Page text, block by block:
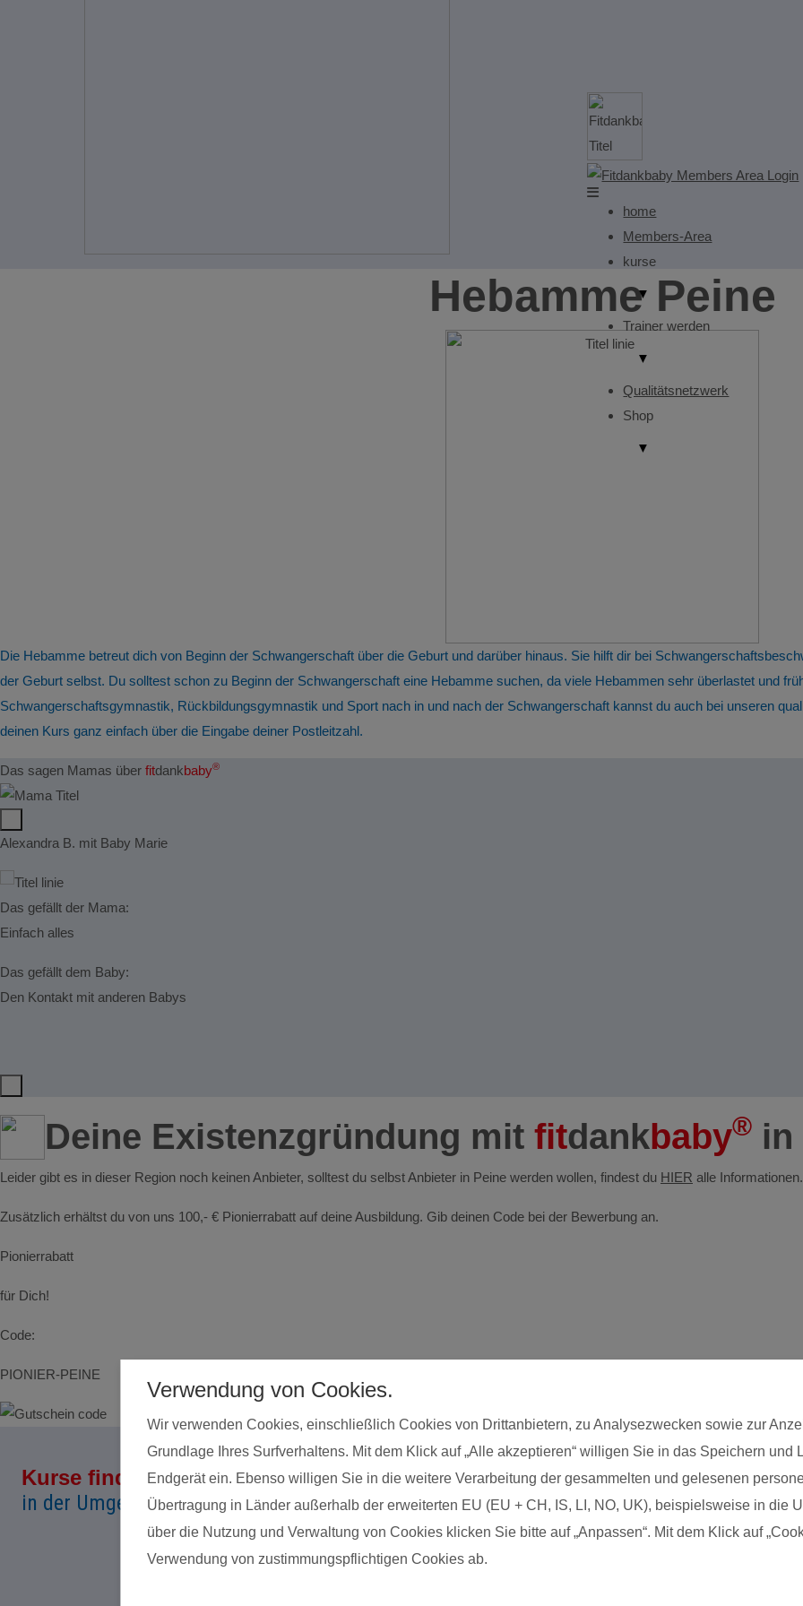
home
Members-Area
kurse
▼
Trainer werden
▼
Qualitätsnetzwerk
Shop
▼
Hebamme Peine
Die Hebamme betreut dich von Beginn der Schwangerschaft über die Geburt und darüber hinaus. Sie hilft dir bei
der Geburt selbst. Du solltest schon zu Beginn der Schwangerschaft eine Hebamme suchen, da viele Hebammen sehr überlastet und
Schwangerschaftsgymnastik, Rückbildungsgymnastik und Sport nach in und nach der Schwangerschaft kannst du auch bei unseren
deinen Kurs ganz einfach über die Eingabe deiner Postleitzahl.
Das sagen Mamas über fitdankbaby®
Alexandra B. mit Baby Marie
Das gefällt der Mama:
Einfach alles
Das gefällt dem Baby:
Den Kontakt mit anderen Babys
Deine Existenzgründung mit fitdankbaby® in
Leider gibt es in dieser Region noch keinen Anbieter, solltest du selbst Anbieter in Peine werden wollen, findest du HIER alle Informationen.
Zusätzlich erhältst du von uns 100,- € Pionierrabatt auf deine Ausbildung. Gib deinen Code bei der Bewerbung an.
Pionierrabatt
für Dich!
Code:
PIONIER-PEINE
Kurse finden
in der Umgebung von Peine
Land* Postleitzahl*
Verwendung von Cookies.
Wir verwenden Cookies, einschließlich Cookies von Drittanbietern, zu Analysezwecken sowie zur
Grundlage Ihres Surfverhaltens. Mit dem Klick auf „Alle akzeptieren“ willigen Sie in das Speichern und
Endgerät ein. Ebenso willigen Sie in die weitere Verarbeitung der gesammelten und gelesenen
Übertragung in Länder außerhalb der erweiterten EU (EU + CH, IS, LI, NO, UK), beispielsweise in die
über die Nutzung und Verwaltung von Cookies klicken Sie bitte auf „Anpassen“. Mit dem Klick auf
Verwendung von zustimmungspflichtigen Cookies ab.